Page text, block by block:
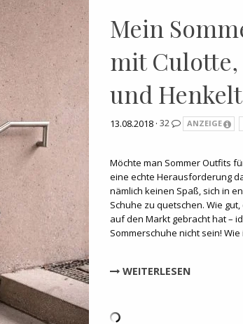
Mein
mit Culotte,
und
13.08.2018 · 32 ANZEIGE
Möchte man Sommer Outfits
eine echte Herausforderung
nämlich keinen Spaß, sich in
Schuhe zu quetschen. Wie
auf den Markt gebracht hat –
Sommerschuhe nicht sein!
WEITERLESEN